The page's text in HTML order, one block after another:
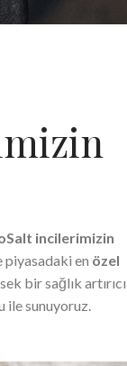
incilerimizin
piyasadaki en özel
bir sağlık artırıcı
ile sunuyoruz.